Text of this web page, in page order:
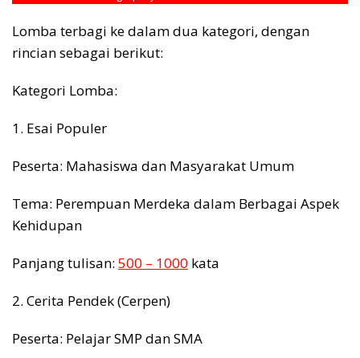
Lomba terbagi ke dalam dua kategori, dengan
rincian sebagai berikut:
Kategori Lomba:
1. Esai Populer
Peserta: Mahasiswa dan Masyarakat Umum
Tema: Perempuan Merdeka dalam Berbagai Aspek
Kehidupan
Panjang tulisan: 500 – 1000 kata
2. Cerita Pendek (Cerpen)
Peserta: Pelajar SMP dan SMA